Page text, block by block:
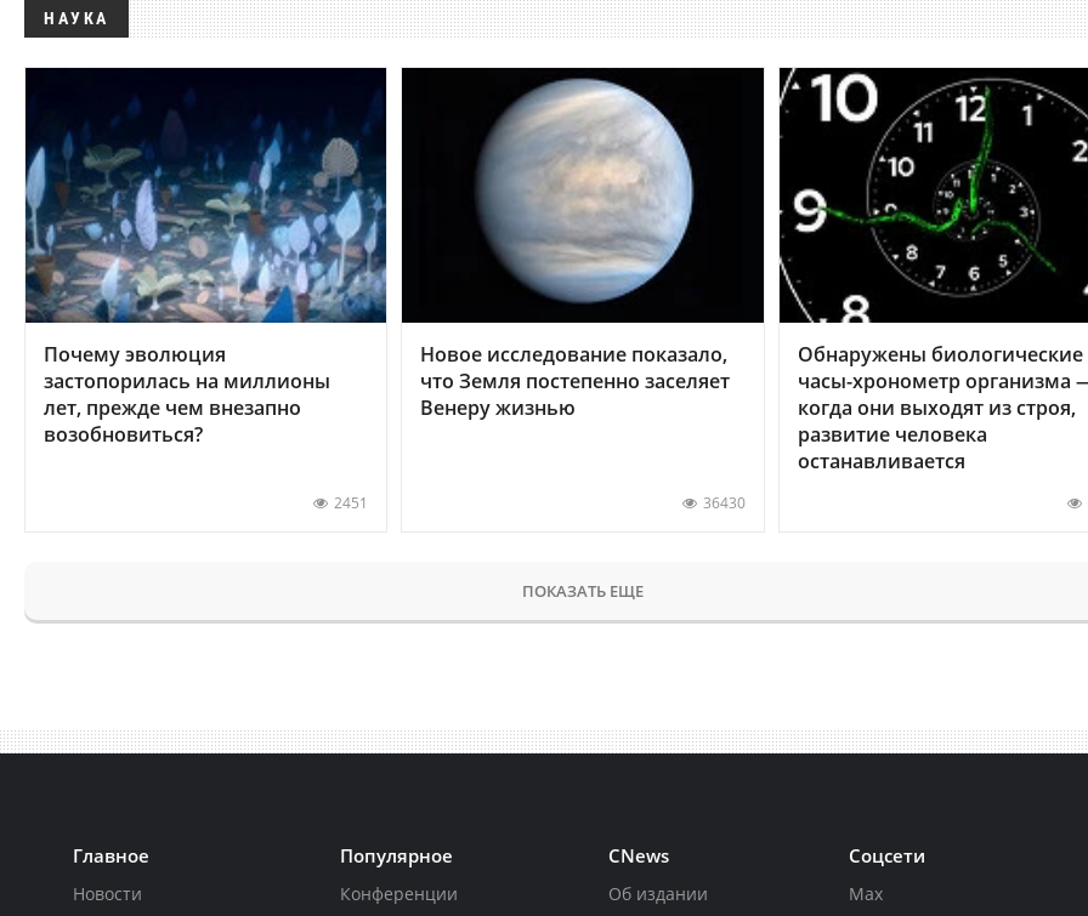
НАУКА
Почему эволюция
застопорилась на миллионы
лет, прежде чем внезапно
возобновиться?
2451
Новое исследование показало,
что Земля постепенно заселяет
Венеру жизнью
36430
Обнаружены биологические
часы-хронометр организма
когда они выходят из строя,
развитие человека
останавливается
ПОКАЗАТЬ ЕЩЕ
Главное
Новости
Популярное
Конференции
CNews
Об издании
Соцсети
Max